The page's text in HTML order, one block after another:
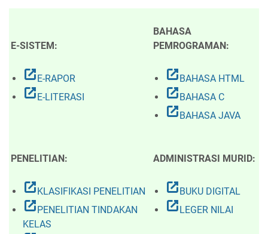
E-SISTEM:
BAHASA
PEMROGRAMAN:
open_in_new E-RAPOR
open_in_new E-LITERASI
open_in_new BAHASA HTML
open_in_new BAHASA C
open_in_new BAHASA JAVA
PENELITIAN: ADMINISTRASI MURID:
open_in_new KLASIFIKASI PENELITIAN
open_in_new PENELITIAN TINDAKAN
KELAS
open_in_new BUKU DIGITAL
open_in_new LEGER NILAI